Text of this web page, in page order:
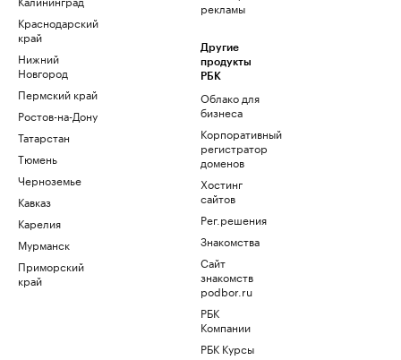
Краснодарский
край
Нижний
Новгород
Пермский край
Ростов-на-Дону
Татарстан
Тюмень
Черноземье
Кавказ
Карелия
Мурманск
Приморский
край
рекламы
Другие
продукты
РБК
Облако для
бизнеса
Корпоративный
регистратор
доменов
Хостинг
сайтов
Рег.решения
Знакомства
Сайт
знакомств
podbor.ru
РБК
Компании
РБК Курсы